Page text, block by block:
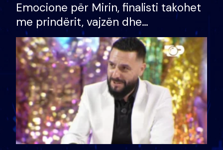
Emocione për Mirin, finalisti takohet
me prindërit, vajzën dhe
bashkëshorten: S’kemi ndonjë letër
divorci apo jo?